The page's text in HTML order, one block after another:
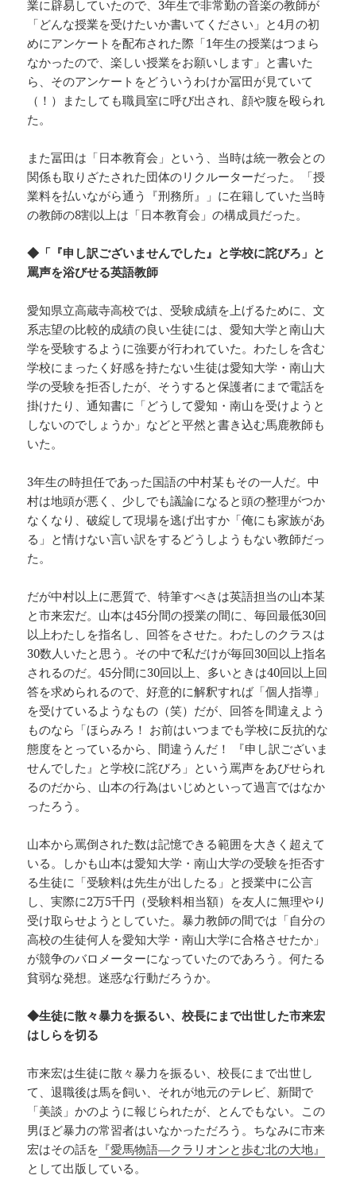
業に辟易していたので、3年生で非常勤の音楽の教師が
「どんな授業を受けたいか書いてください」と4月の初
めにアンケートを配布された際「1年生の授業はつまら
なかったので、楽しい授業をお願いします」と書いた
ら、そのアンケートをどういうわけか冨田が見ていて
（！）またしても職員室に呼び出され、顔や腹を殴られ
た。
また冨田は「日本教育会」という、当時は統一教会との
関係も取りざたされた団体のリクルーターだった。「授
業料を払いながら通う『刑務所』」に在籍していた当時
の教師の8割以上は「日本教育会」の構成員だった。
◆「『申し訳ございませんでした』と学校に詫びろ」と
罵声を浴びせる英語教師
愛知県立高蔵寺高校では、受験成績を上げるために、文
系志望の比較的成績の良い生徒には、愛知大学と南山大
学を受験するように強要が行われていた。わたしを含む
学校にまったく好感を持たない生徒は愛知大学・南山大
学の受験を拒否したが、そうすると保護者にまで電話を
掛けたり、通知書に「どうして愛知・南山を受けようと
しないのでしょうか」などと平然と書き込む馬鹿教師も
いた。
3年生の時担任であった国語の中村某もその一人だ。中
村は地頭が悪く、少しでも議論になると頭の整理がつか
なくなり、破綻して現場を逃げ出すか「俺にも家族があ
る」と情けない言い訳をするどうしようもない教師だっ
た。
だが中村以上に悪質で、特筆すべきは英語担当の山本某
と市来宏だ。山本は45分間の授業の間に、毎回最低30回
以上わたしを指名し、回答をさせた。わたしのクラスは
30数人いたと思う。その中で私だけが毎回30回以上指名
されるのだ。45分間に30回以上、多いときは40回以上回
答を求められるので、好意的に解釈すれば「個人指導」
を受けているようなもの（笑）だが、回答を間違えよう
ものなら「ほらみろ！ お前はいつまでも学校に反抗的な
態度をとっているから、間違うんだ！ 『申し訳ございま
せんでした』と学校に詫びろ」という罵声をあびせられ
るのだから、山本の行為はいじめといって過言ではなか
ったろう。
山本から罵倒された数は記憶できる範囲を大きく超えて
いる。しかも山本は愛知大学・南山大学の受験を拒否す
る生徒に「受験料は先生が出したる」と授業中に公言
し、実際に2万5千円（受験料相当額）を友人に無理やり
受け取らせようとしていた。暴力教師の間では「自分の
高校の生徒何人を愛知大学・南山大学に合格させたか」
が競争のバロメーターになっていたのであろう。何たる
貧弱な発想。迷惑な行動だろうか。
◆生徒に散々暴力を振るい、校長にまで出世した市来宏
はしらを切る
市来宏は生徒に散々暴力を振るい、校長にまで出世し
て、退職後は馬を飼い、それが地元のテレビ、新聞で
「美談」かのように報じられたが、とんでもない。この
男ほど暴力の常習者はいなかっただろう。ちなみに市来
宏はその話を 『愛馬物語―クラリオンと歩む北の大地』
として出版している。